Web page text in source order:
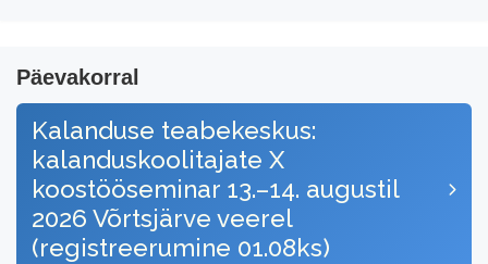
Päevakorral
Kalanduse teabekeskus:
kalanduskoolitajate X
koostööseminar 13.–14. augustil
2026 Võrtsjärve veerel
(registreerumine 01.08ks)